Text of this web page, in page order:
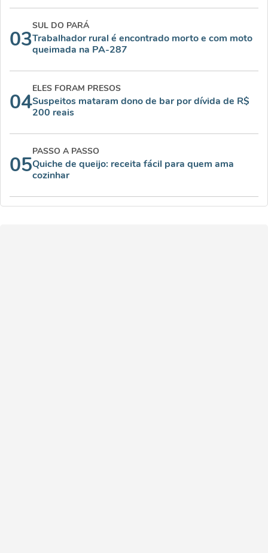
03
SUL DO PARÁ
Trabalhador rural é encontrado morto e com moto
queimada na PA-287
04
ELES FORAM PRESOS
Suspeitos mataram dono de bar por dívida de R$
200 reais
05
PASSO A PASSO
Quiche de queijo: receita fácil para quem ama
cozinhar